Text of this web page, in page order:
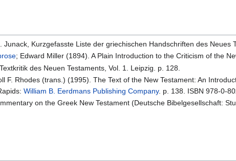
Junack, Kurzgefasste Liste der griechischen Handschriften des
; Edward Miller (1894). A Plain Introduction to the Criticism of the
des Neuen Testaments, Vol. 1. Leipzig. p. 128.
F. Rhodes (trans.) (1995). The Text of the New Testament: An
William B. Eerdmans Publishing Company. p. 138. ISBN 978-0-
on the Greek New Testament (Deutsche Bibelgesellschaft: